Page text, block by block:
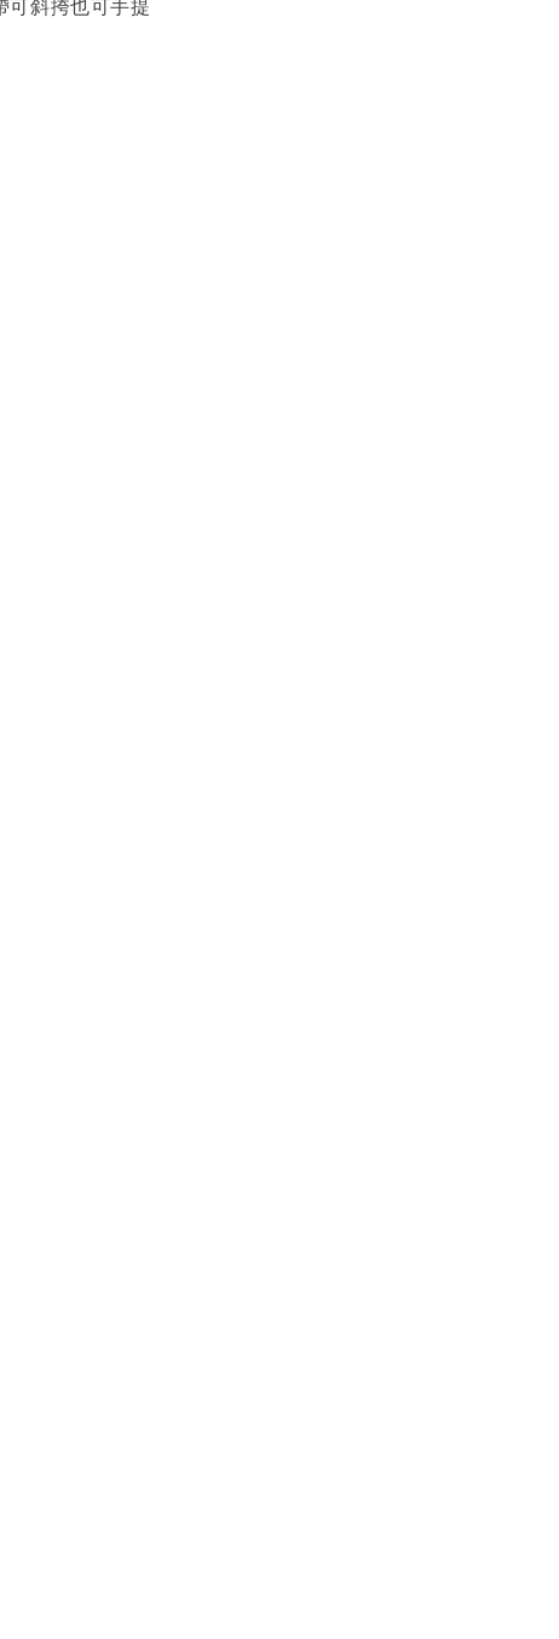
可斜挎也可手提